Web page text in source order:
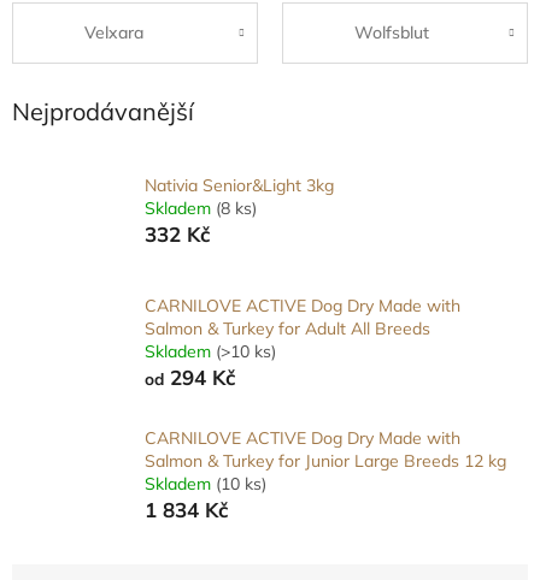
Velxara Wolfsblut
Nejprodávanější
Nativia Senior&Light 3kg
Skladem (8 ks)
332 Kč
CARNILOVE ACTIVE Dog Dry Made with
Salmon & Turkey for Adult All Breeds
Skladem (>10 ks)
od 294 Kč
CARNILOVE ACTIVE Dog Dry Made with
Salmon & Turkey for Junior Large Breeds 12 kg
Skladem (10 ks)
1 834 Kč